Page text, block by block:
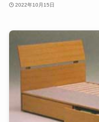
2022年10月15日